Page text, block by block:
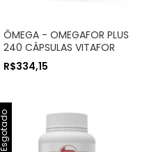
ÔMEGA - OMEGAFOR PLUS
240 CÁPSULAS VITAFOR
R$334,15
Esgotado